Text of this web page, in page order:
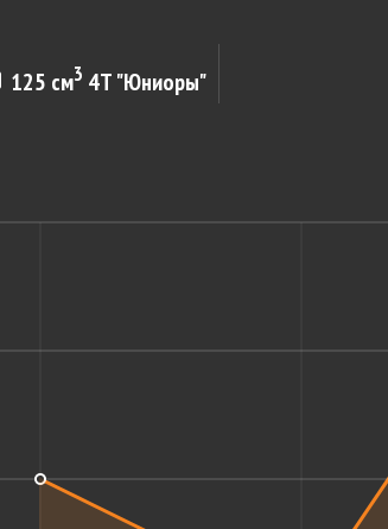
125 см3 4Т "Юниоры"